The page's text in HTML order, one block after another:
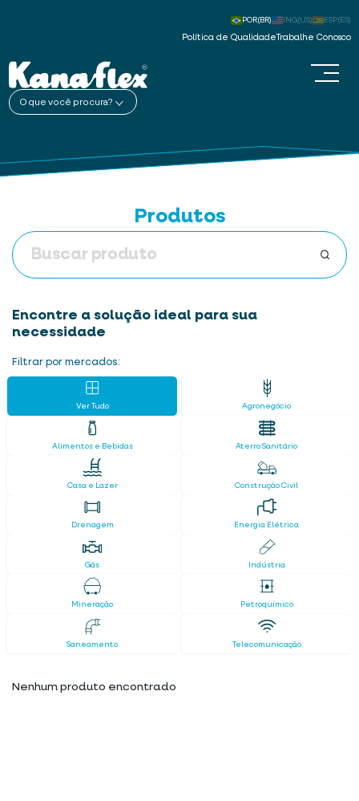
Política de Qualidade Trabalhe Conosco
POR(BR) ING(US) ESP(ES)
O que você procura?
Produtos
Encontre a solução ideal para sua
necessidade
Filtrar por mercados:
Ver Tudo Agronegócio
Alimentos e Bebidas Aterro Sanitário
Casa e Lazer Construção Civil
Drenagem Energia Elétrica
Gás Indústria
Mineração Petroquímico
Saneamento Telecomunicação
Nenhum produto encontrado